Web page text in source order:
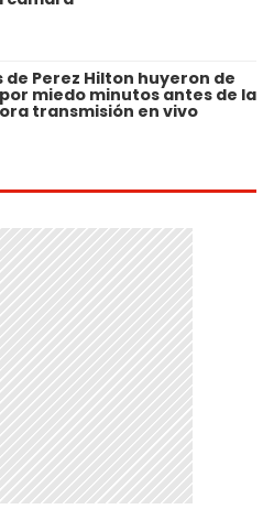
de Perez Hilton huyeron de
miedo minutos antes de la
transmisión en vivo